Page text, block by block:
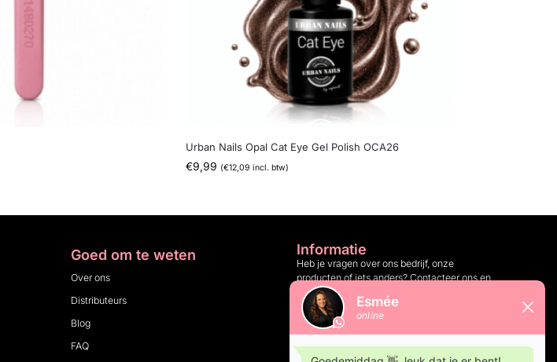
Urban Nails Opal Cat Eye Gel Polish OCA26
€9,99 (€12,09 incl. btw)
Goed om te weten
Over ons
Distributeurs
Blog
FAQ
Informatie
Heb je vragen over ons bedrijf, onze
producten of iets anders? Contacteer ons en
wij helpen je graag verder.
Klantenservice: 10:00 tot 16:00 op
weekdagen